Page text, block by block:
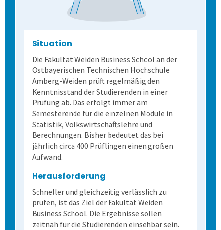
Selbstgestaltete Fragebögen
Audit-Log
Situation
Die Fakultät Weiden Business School an der
Ostbayerischen Technischen Hochschule
Amberg-Weiden prüft regelmäßig den
Kenntnisstand der Studierenden in einer
Prüfung ab. Das erfolgt immer am
Semesterende für die einzelnen Module in
Statistik, Volkswirtschaftslehre und
Berechnungen. Bisher bedeutet das bei
jährlich circa 400 Prüflingen einen großen
Aufwand.
Herausforderung
Schneller und gleichzeitig verlässlich zu
prüfen, ist das Ziel der Fakultät Weiden
Business School. Die Ergebnisse sollen
zeitnah für die Studierenden einsehbar sein.